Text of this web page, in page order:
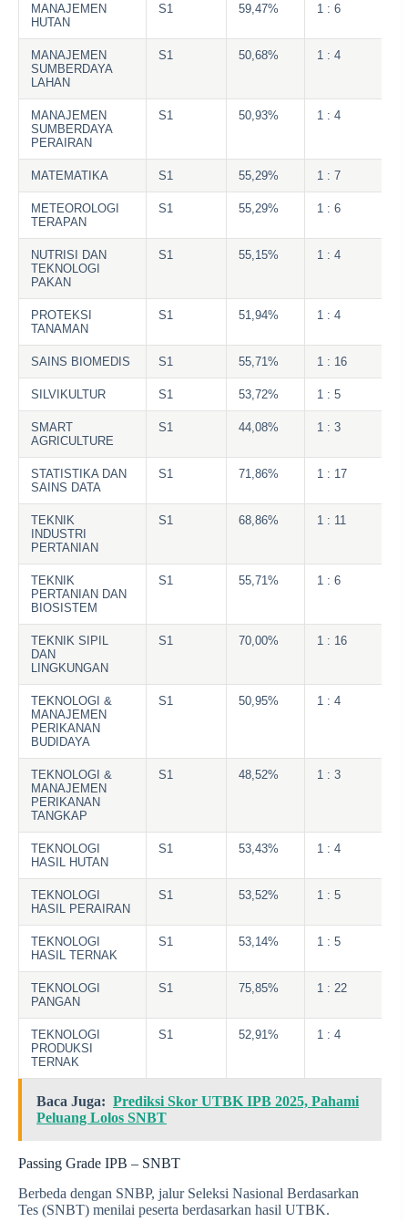
MANAJEMEN
HUTAN
S1 59,47% 1 : 6
MANAJEMEN
SUMBERDAYA
LAHAN
S1 50,68% 1 : 4
MANAJEMEN
SUMBERDAYA
PERAIRAN
S1 50,93% 1 : 4
MATEMATIKA S1 55,29% 1 : 7
METEOROLOGI
TERAPAN
S1 55,29% 1 : 6
NUTRISI DAN
TEKNOLOGI
PAKAN
S1 55,15% 1 : 4
PROTEKSI
TANAMAN
S1 51,94% 1 : 4
SAINS BIOMEDIS S1 55,71% 1 : 16
SILVIKULTUR S1 53,72% 1 : 5
SMART
AGRICULTURE
S1 44,08% 1 : 3
STATISTIKA DAN
SAINS DATA
S1 71,86% 1 : 17
TEKNIK
INDUSTRI
PERTANIAN
S1 68,86% 1 : 11
TEKNIK
PERTANIAN DAN
BIOSISTEM
S1 55,71% 1 : 6
TEKNIK SIPIL
DAN
LINGKUNGAN
S1 70,00% 1 : 16
TEKNOLOGI &
MANAJEMEN
PERIKANAN
BUDIDAYA
S1 50,95% 1 : 4
TEKNOLOGI &
MANAJEMEN
PERIKANAN
TANGKAP
S1 48,52% 1 : 3
TEKNOLOGI
HASIL HUTAN
S1 53,43% 1 : 4
TEKNOLOGI
HASIL PERAIRAN
S1 53,52% 1 : 5
TEKNOLOGI
HASIL TERNAK
S1 53,14% 1 : 5
TEKNOLOGI
PANGAN
S1 75,85% 1 : 22
TEKNOLOGI
PRODUKSI
TERNAK
S1 52,91% 1 : 4
Baca Juga: Prediksi Skor UTBK IPB 2025, Pahami
Peluang Lolos SNBT
Passing Grade IPB – SNBT
Berbeda dengan SNBP, jalur Seleksi Nasional Berdasarkan
Tes (SNBT) menilai peserta berdasarkan hasil UTBK.